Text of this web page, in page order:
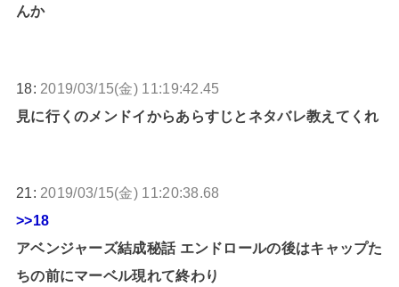
んか
18: 2019/03/15(金) 11:19:42.45
見に行くのメンドイからあらすじとネタバレ教えてくれ
21: 2019/03/15(金) 11:20:38.68
>>18
アベンジャーズ結成秘話 エンドロールの後はキャップた
ちの前にマーベル現れて終わり